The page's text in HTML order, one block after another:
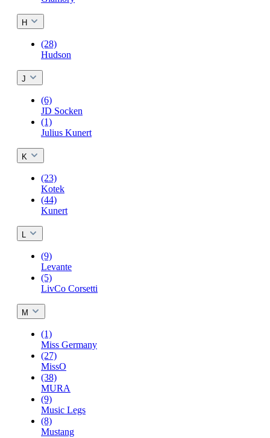
H
(28)
Hudson
J
(6)
JD Socken
(1)
Julius Kunert
K
(23)
Kotek
(44)
Kunert
(9)
Levante
(5)
LivCo Corsetti
M
(1)
Miss Germany
(27)
MissO
(38)
MURA
(9)
Music Legs
(8)
Mustang